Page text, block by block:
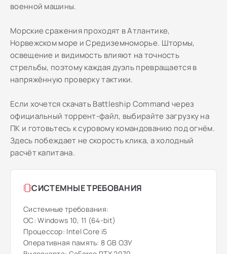
военной машины.
Морские сражения проходят в Атлантике,
Норвежском море и Средиземноморье. Штормы,
освещение и видимость влияют на точность
стрельбы, поэтому каждая дуэль превращается в
напряжённую проверку тактики.
Если хочется скачать Battleship Command через
официальный торрент-файл, выбирайте загрузку на
ПК и готовьтесь к суровому командованию под огнём.
Здесь побеждает не скорость клика, а холодный
расчёт капитана.
СИСТЕМНЫЕ ТРЕБОВАНИЯ
Системные требования:
ОС: Windows 10, 11 (64-bit)
Процессор: Intel Core i5
Оперативная память: 8 GB ОЗУ